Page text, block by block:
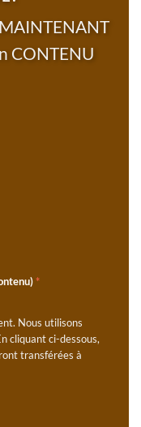
CONTENU
*
Nous utilisons
cliquant ci-dessous,
transférées à